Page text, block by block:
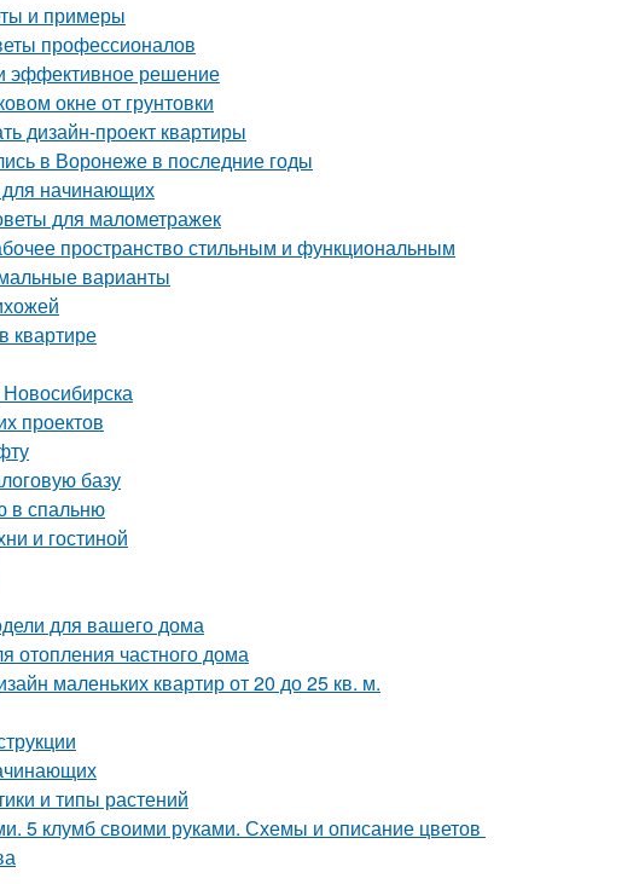
и примеры
профессионалов
эффективное решение
окне от грунтовки
дизайн-проект квартиры
в Воронеже в последние годы
для начинающих
для малометражек
пространство стильным и функциональным
варианты
квартире
проектов
базу
в спальню
и гостиной
для вашего дома
отопления частного дома
маленьких квартир от 20 до 25 кв. м.
и типы растений
5 клумб своими руками. Схемы и описание цветов